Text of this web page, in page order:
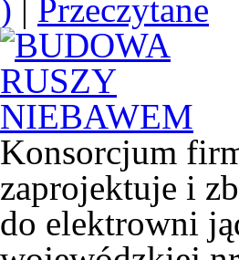
) Przeczytane
Konsorcjum
zaprojektuje i
do elektrowni